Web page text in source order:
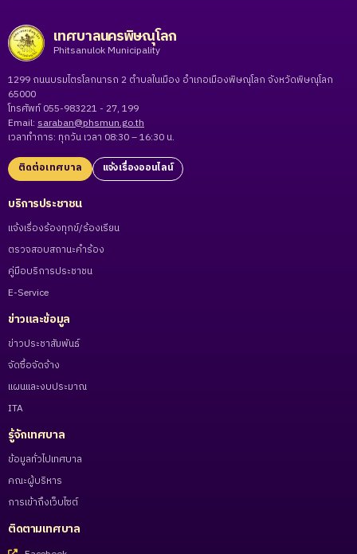
เทศบาลนครพิษณุโลก
Phitsanulok Municipality
1299 ถนนบรมไตรโลกนารถ 2 ตำบลในเมือง อำเภอเมืองพิษณุโลก จังหวัดพิษณุโลก
65000
โทรศัพท์ 055-983221 - 27, 199
Email: saraban@phsmun.go.th
เวลาทำการ: ทุกวัน เวลา 08:30 – 16:30 น.
ติดต่อเทศบาล แจ้งเรื่องออนไลน์
บริการประชาชน
แจ้งเรื่องร้องทุกข์/ร้องเรียน
ตรวจสอบสถานะคำร้อง
คู่มือบริการประชาชน
E-Service
ข่าวและข้อมูล
ข่าวประชาสัมพันธ์
จัดซื้อจัดจ้าง
แผนและงบประมาณ
ITA
รู้จักเทศบาล
ข้อมูลทั่วไปเทศบาล
คณะผู้บริหาร
การเข้าถึงเว็บไซต์
ติดตามเทศบาล